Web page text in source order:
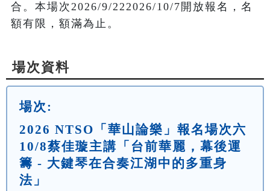
合。本場次2026/9/222026/10/7開放報名，名
額有限，額滿為止。
場次資料
場次:
2026 NTSO「華山論樂」報名場次六
10/8蔡佳璇主講「台前華麗，幕後運
籌 - 大鍵琴在合奏江湖中的多重身
法」